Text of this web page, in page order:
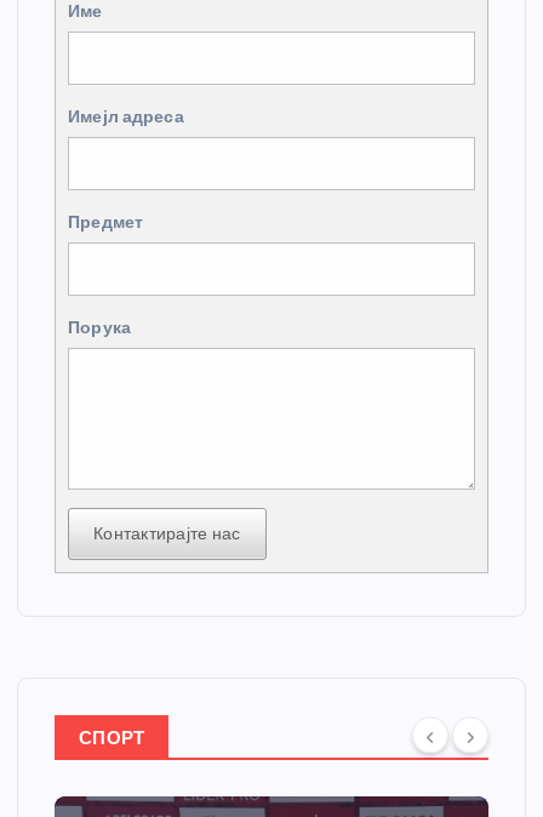
Име
Имејл адреса
Предмет
Порука
Контактирајте нас
СПОРТ